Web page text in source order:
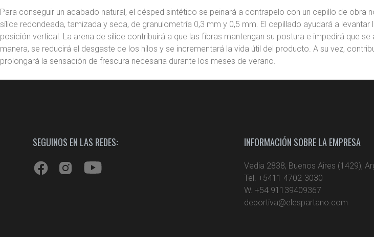
Para conseguir un acabado natural, el césped sintético se peinará a contrapelo con un cepillo de obra
sílice redondeada, tamizada y seca, de granulometría 0,3 mm y 0,5 mm. El cepillado ayudará a
posición vertical. La arena de sílice contribuirá a que las fibras mantengan su postura e impedirá que
manera, se reducirá el desgaste de los hilos y se incrementará la vida útil del producto. A su vez,
prolongará la sensación de frescura necesaria durante los meses de verano.
SEGUINOS EN LAS REDES: INFORMACIÓN SOBRE LA EMPRESA
Vedia 2838, Buenos Aires (1429),
Tel. +5411 4702-3030
W. +54 91139409367
deportiva@elespartano.com